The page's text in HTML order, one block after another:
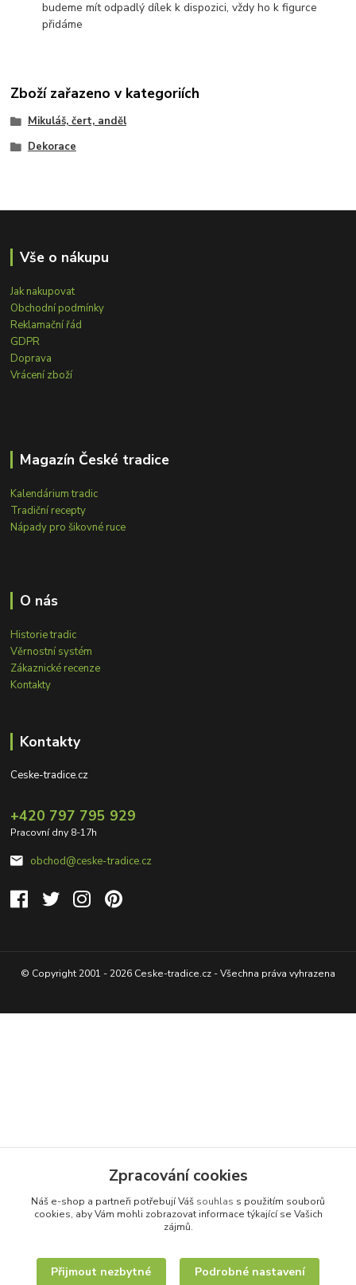
budeme mít odpadlý dílek k dispozici, vždy ho k figurce
přidáme
Zboží zařazeno v kategoriích
Mikuláš, čert, anděl
Dekorace
Vše o nákupu
Jak nakupovat
Obchodní podmínky
Reklamační řád
GDPR
Doprava
Vrácení zboží
Magazín České tradice
Kalendárium tradic
Tradiční recepty
Nápady pro šikovné ruce
O nás
Historie tradic
Věrnostní systém
Zákaznické recenze
Kontakty
Kontakty
Ceske-tradice.cz
+420 797 795 929
Pracovní dny 8-17h
obchod@ceske-tradice.cz
© Copyright 2001 - 2026 Ceske-tradice.cz - Všechna práva vyhrazena
Zpracování cookies
Náš e-shop a partneři potřebují Váš souhlas s použitím souborů
cookies, aby Vám mohli zobrazovat informace týkající se Vašich
zájmů.
Přijmout nezbytné Podrobné nastavení